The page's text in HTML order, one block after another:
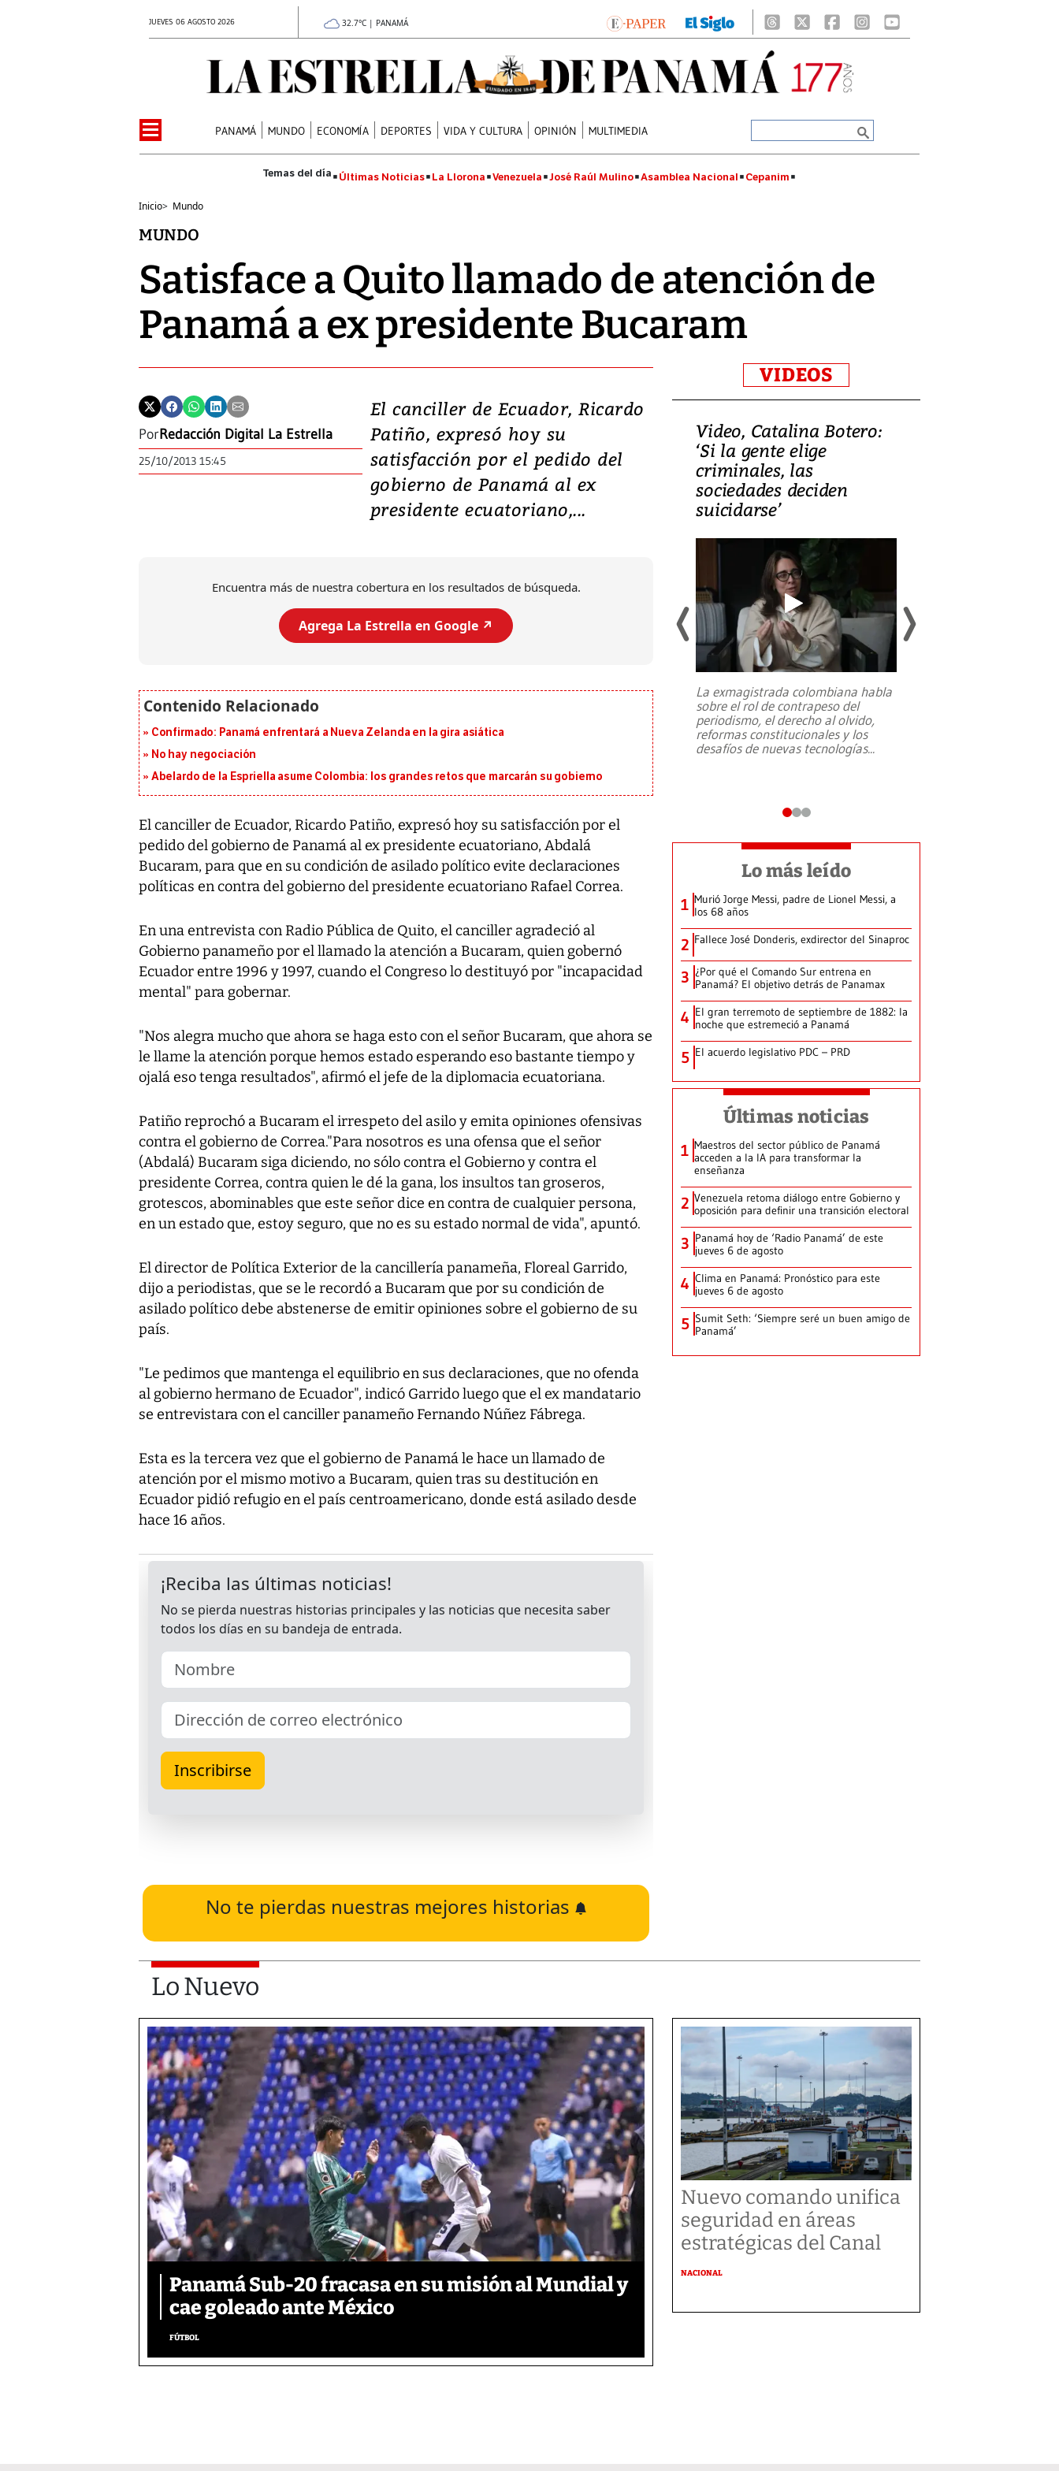
JUEVES 06 AGOSTO 2026 32.7°C | PANAMÁ
PANAMÁ MUNDO ECONOMÍA DEPORTES VIDA Y CULTURA OPINIÓN MULTIMEDIA
Últimas Noticias La Llorona Venezuela José Raúl Mulino Asamblea Nacional Cepanim
Inicio> Mundo
MUNDO
Satisface a Quito llamado de atención de
Panamá a ex presidente Bucaram
PorRedacción Digital La Estrella
25/10/2013 15:45
El canciller de Ecuador, Ricardo
Patiño, expresó hoy su
satisfacción por el pedido del
gobierno de Panamá al ex
presidente ecuatoriano,...
Encuentra más de nuestra cobertura en los resultados de búsqueda.
Agrega La Estrella en Google ↗️
Confirmado: Panamá enfrentará a Nueva Zelanda en la gira asiática
No hay negociación
Abelardo de la Espriella asume Colombia: los grandes retos que marcarán su gobierno
El canciller de Ecuador, Ricardo Patiño, expresó hoy su satisfacción por el
pedido del gobierno de Panamá al ex presidente ecuatoriano, Abdalá
Bucaram, para que en su condición de asilado político evite declaraciones
políticas en contra del gobierno del presidente ecuatoriano Rafael Correa.
En una entrevista con Radio Pública de Quito, el canciller agradeció al
Gobierno panameño por el llamado la atención a Bucaram, quien gobernó
Ecuador entre 1996 y 1997, cuando el Congreso lo destituyó por "incapacidad
mental" para gobernar.
"Nos alegra mucho que ahora se haga esto con el señor Bucaram, que ahora se
le llame la atención porque hemos estado esperando eso bastante tiempo y
ojalá eso tenga resultados", afirmó el jefe de la diplomacia ecuatoriana.
Patiño reprochó a Bucaram el irrespeto del asilo y emita opiniones ofensivas
contra el gobierno de Correa."Para nosotros es una ofensa que el señor
(Abdalá) Bucaram siga diciendo, no sólo contra el Gobierno y contra el
presidente Correa, contra quien le dé la gana, los insultos tan groseros,
grotescos, abominables que este señor dice en contra de cualquier persona,
en un estado que, estoy seguro, que no es su estado normal de vida", apuntó.
El director de Política Exterior de la cancillería panameña, Floreal Garrido,
dijo a periodistas, que se le recordó a Bucaram que por su condición de
asilado político debe abstenerse de emitir opiniones sobre el gobierno de su
país.
"Le pedimos que mantenga el equilibrio en sus declaraciones, que no ofenda
al gobierno hermano de Ecuador", indicó Garrido luego que el ex mandatario
se entrevistara con el canciller panameño Fernando Núñez Fábrega.
Esta es la tercera vez que el gobierno de Panamá le hace un llamado de
atención por el mismo motivo a Bucaram, quien tras su destitución en
Ecuador pidió refugio en el país centroamericano, donde está asilado desde
hace 16 años.
No te pierdas nuestras mejores historias
VIDEOS
Video, Japón: Terremoto
deja heridos y graves
daños en Kumamoto
al sur de Japón, provocando una
Video, Catalina Botero:
‘Si la gente elige
criminales, las
sociedades deciden
suicidarse’
La exmagistrada colombiana habla
sobre el rol de contrapeso del
periodismo, el derecho al olvido,
reformas constitucionales y los
desafíos de nuevas tecnologías...
Lo más leído
1 Murió Jorge Messi, padre de Lionel Messi, a
los 68 años
2 Fallece José Donderis, exdirector del Sinaproc
3 ¿Por qué el Comando Sur entrena en
Panamá? El objetivo detrás de Panamax
4 El gran terremoto de septiembre de 1882: la
noche que estremeció a Panamá
5 El acuerdo legislativo PDC – PRD
Últimas noticias
1 Maestros del sector público de Panamá
acceden a la IA para transformar la
enseñanza
2 Venezuela retoma diálogo entre Gobierno y
oposición para definir una transición electoral
3 Panamá hoy de ‘Radio Panamá’ de este
jueves 6 de agosto
4 Clima en Panamá: Pronóstico para este
jueves 6 de agosto
5 Sumit Seth: ‘Siempre seré un buen amigo de
Panamá’
Lo Nuevo
Panamá Sub-20 fracasa en su misión al Mundial y
cae goleado ante México
FÚTBOL
Nuevo comando unifica
seguridad en áreas
estratégicas del Canal
NACIONAL